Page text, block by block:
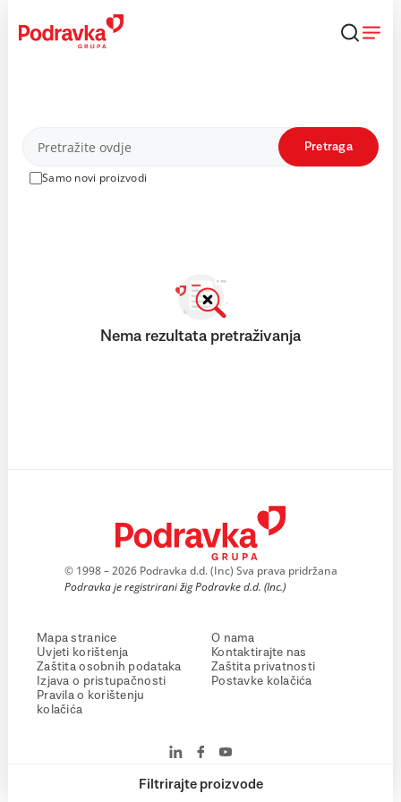
content
Proizvodi
Samo novi proizvodi
Pretraga
Filtrirajte proizvode
Nema rezultata pretraživanja
© 1998 – 2026 Podravka d.d. (Inc) Sva prava pridržana
Podravka je registrirani žig Podravke d.d. (Inc.)
Mapa stranice
Uvjeti korištenja
Zaštita osobnih podataka
Izjava o pristupačnosti
Pravila o korištenju
kolačića
O nama
Kontaktirajte nas
Zaštita privatnosti
Postavke kolačića